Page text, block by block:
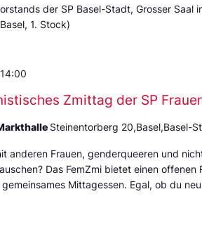
der SP Basel-Stadt, Grosser Saal
1. Stock)
Zmittag der SP
14:00
Steinentorberg 20,Basel,Basel-
anderen Frauen, genderqueeren und
Das FemZmi bietet einen offenen
Mittagessen. Egal, ob du